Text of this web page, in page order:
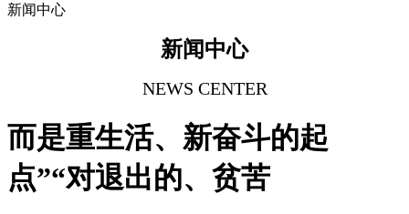
新闻中心
新闻中心
NEWS CENTER
而是重生活、新奋斗的起
点”“对退出的、贫苦